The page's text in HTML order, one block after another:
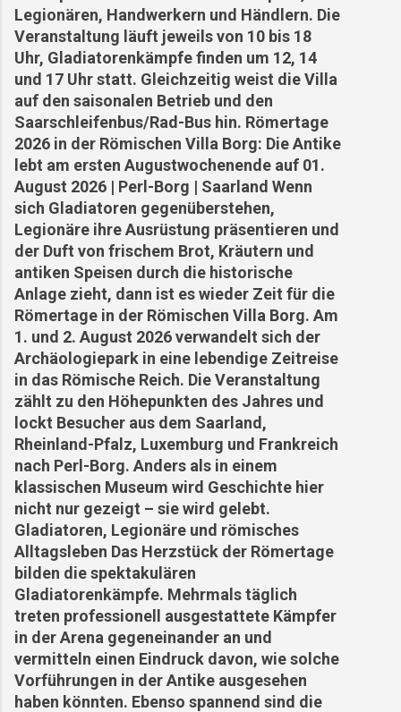
Glasofenexperiment Experimentelle
Archäologie im Bereich Glashütten /
Glasfertigung Private / projektbezogene
Website mit Fokus auf rekonstruktive
Glasforschung am Standort Villa Borg (...
Flüssen in der Region geführt. Die Klimakrise
zeigt sich in Borg deutlich, und die Situation ist
besorgniserregend. Mehrere Menschen,
darunter ein Bäcker, ein Bauarbeiter, ein
Straßenmarkierer und ein
Supermarktmitarbeiter, sind Opfer der Hitze
geworden. Die Bedingungen sind so extrem,
dass selbst Touristen unter der Hitze leiden.
Angesichts der Todesfälle und des Leids haben
einige Arbeiterorganisationen und
Gewerkschaften verbesserte
Arbeitsbedingungen gefordert und sogar mit
Streiks gedroht, u...
Legionären, Handwerkern und Händlern. Die
Veranstaltung läuft jeweils von 10 bis 18
Uhr, Gladiatorenkämpfe finden um 12, 14
und 17 Uhr statt. Gleichzeitig weist die Villa
auf den saisonalen Betrieb und den
Saarschleifenbus/Rad-Bus hin. Römertage
2026 in der Römischen Villa Borg: Die Antike
lebt am ersten Augustwochenende auf 01.
August 2026 | Perl-Borg | Saarland Wenn
sich Gladiatoren gegenüberstehen,
Legionäre ihre Ausrüstung präsentieren und
der Duft von frischem Brot, Kräutern und
antiken Speisen durch die historische
Anlage zieht, dann ist es wieder Zeit für die
Römertage in der Römischen Villa Borg. Am
1. und 2. August 2026 verwandelt sich der
Archäologiepark in eine lebendige Zeitreise
in das Römische Reich. Die Veranstaltung
zählt zu den Höhepunkten des Jahres und
lockt Besucher aus dem Saarland,
Rheinland-Pfalz, Luxemburg und Frankreich
nach Perl-Borg. Anders als in einem
klassischen Museum wird Geschichte hier
nicht nur gezeigt – sie wird gelebt.
Gladiatoren, Legionäre und römisches
Alltagsleben Das Herzstück der Römertage
bilden die spektakulären
Gladiatorenkämpfe. Mehrmals täglich
treten professionell ausgestattete Kämpfer
in der Arena gegeneinander an und
vermitteln einen Eindruck davon, wie solche
Vorführungen in der Antike ausgesehen
haben könnten. Ebenso spannend sind die